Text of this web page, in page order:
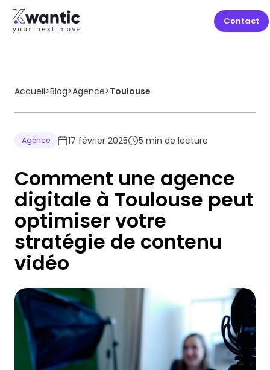
Contact
Accueil>Blog>Agence>Toulouse
Agence 17 février 2025 5 min de lecture
Comment une agence
digitale à Toulouse peut
optimiser votre
stratégie de contenu
vidéo